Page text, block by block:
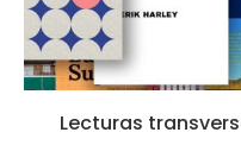
Lecturas